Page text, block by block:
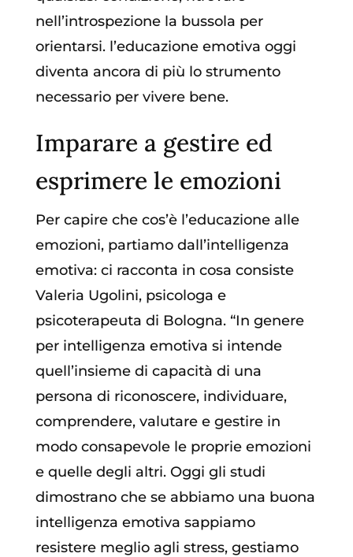
nell’introspezione la bussola per
orientarsi. l’educazione emotiva oggi
diventa ancora di più lo strumento
necessario per vivere bene.
Imparare a gestire ed
esprimere le emozioni
Per capire che cos’è l’educazione alle
emozioni, partiamo dall’intelligenza
emotiva: ci racconta in cosa consiste
Valeria Ugolini, psicologa e
psicoterapeuta di Bologna. “In genere
per intelligenza emotiva si intende
quell’insieme di capacità di una
persona di riconoscere, individuare,
comprendere, valutare e gestire in
modo consapevole le proprie emozioni
e quelle degli altri. Oggi gli studi
dimostrano che se abbiamo una buona
intelligenza emotiva sappiamo
resistere meglio agli stress, gestiamo